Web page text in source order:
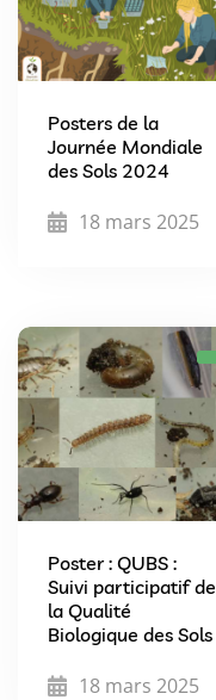
Posters de la
Journée Mondiale
des Sols 2024
18 mars 2025
Poster : QUBS :
Suivi participatif de
la Qualité
Biologique des Sols
18 mars 2025